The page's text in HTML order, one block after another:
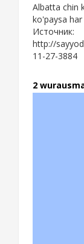
Albatta chin
ko'paysa
Источник:
http://
11-27-3884
2